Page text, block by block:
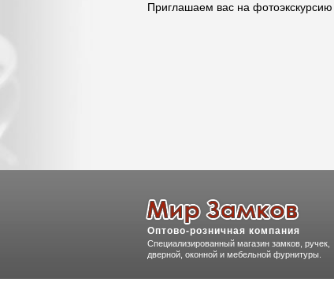
Приглашаем вас на
Оптово-розничная компания
Специализированный магазин замков, ручек,
дверной, оконной и мебельной фурнитуры.